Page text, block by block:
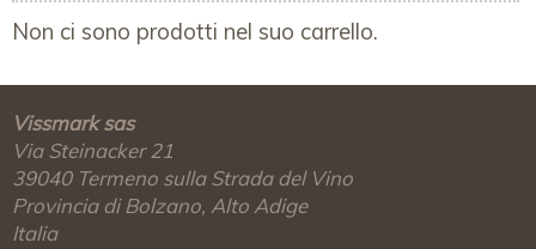
Non ci sono prodotti nel suo carrello.
Vissmark sas
Via Steinacker 21
39040 Termeno sulla Strada del Vino
Provincia di Bolzano, Alto Adige
Italia